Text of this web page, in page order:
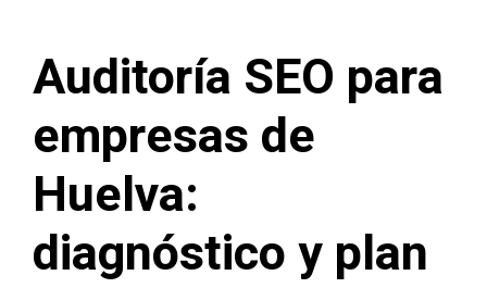
Auditoría SEO para
empresas de
Huelva:
diagnóstico y plan